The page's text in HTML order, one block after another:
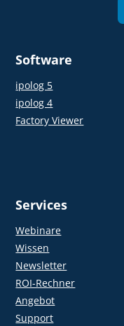
Software
ipolog 5
ipolog 4
Factory Viewer
Services
Webinare
Wissen
Newsletter
ROI-Rechner
Angebot
Support